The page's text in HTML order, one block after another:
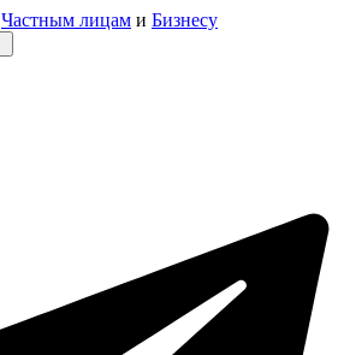
Частным лицам и Бизнесу